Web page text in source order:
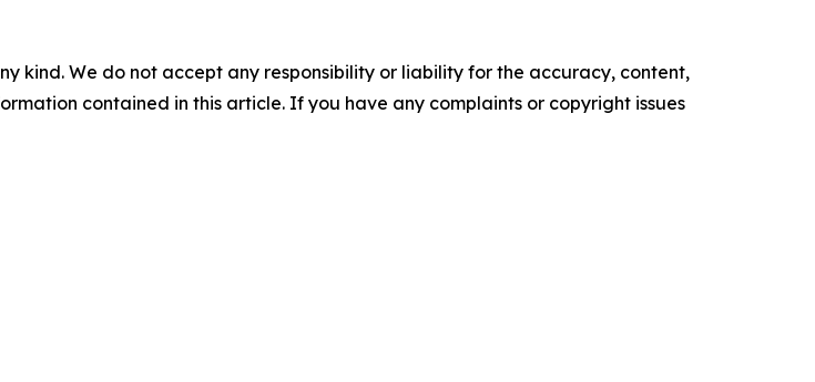
kind. We do not accept any responsibility or liability for the accuracy, content,
contained in this article. If you have any complaints or copyright issues